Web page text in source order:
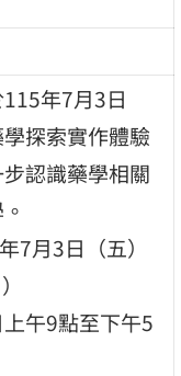
年7月3日
學探索實作體驗
認識藥學相關
7月3日（五）
午9點至下午5